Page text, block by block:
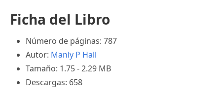
Ficha del Libro
Número de páginas: 787
Autor: Manly P Hall
Tamaño: 1.75 - 2.29 MB
Descargas: 658